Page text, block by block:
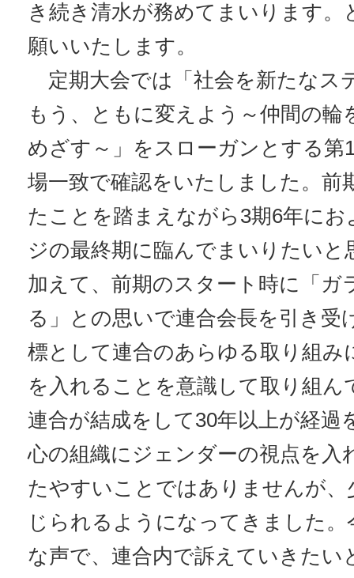
き続き清水が務めてまいります
願いいたします。
定期大会では「社会を新たなス
もう、ともに変えよう～仲間の輪
めざす～」をスローガンとする第
場一致で確認をいたしました。前
たことを踏まえながら3期6年に
ジの最終期に臨んでまいりたいと
加えて、前期のスタート時に「ガ
る」との思いで連合会長を引き受
標として連合のあらゆる取り組み
を入れることを意識して取り組ん
連合が結成をして30年以上が経過
心の組織にジェンダーの視点を入
たやすいことではありませんが、
じられるようになってきました
な声で、連合内で訴えていきたい